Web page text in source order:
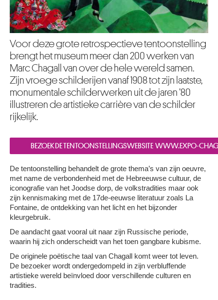
Voor deze grote retrospectieve tentoonstelling
brengt het museum meer dan 200 werken van
Marc Chagall van over de hele wereld samen.
Zijn vroege schilderijen vanaf 1908 tot zijn laatste,
monumentale schilderwerken uit de jaren ’80
illustreren de artistieke carrière van de schilder
rijkelijk.
BEZOEK DE TENTOONSTELLINGSWEBSITE WWW.EXPO-
De tentoonstelling behandelt de grote thema’s van zijn oeuvre,
met name de verbondenheid met de Hebreeuwse cultuur, de
iconografie van het Joodse dorp, de volkstradities maar ook
zijn kennismaking met de 17de-eeuwse literatuur zoals La
Fontaine, de ontdekking van het licht en het bijzonder
kleurgebruik.
De aandacht gaat vooral uit naar zijn Russische periode,
waarin hij zich onderscheidt van het toen gangbare kubisme.
De originele poëtische taal van Chagall komt weer tot leven.
De bezoeker wordt ondergedompeld in zijn verbluffende
artistieke wereld beïnvloed door verschillende culturen en
tradities.